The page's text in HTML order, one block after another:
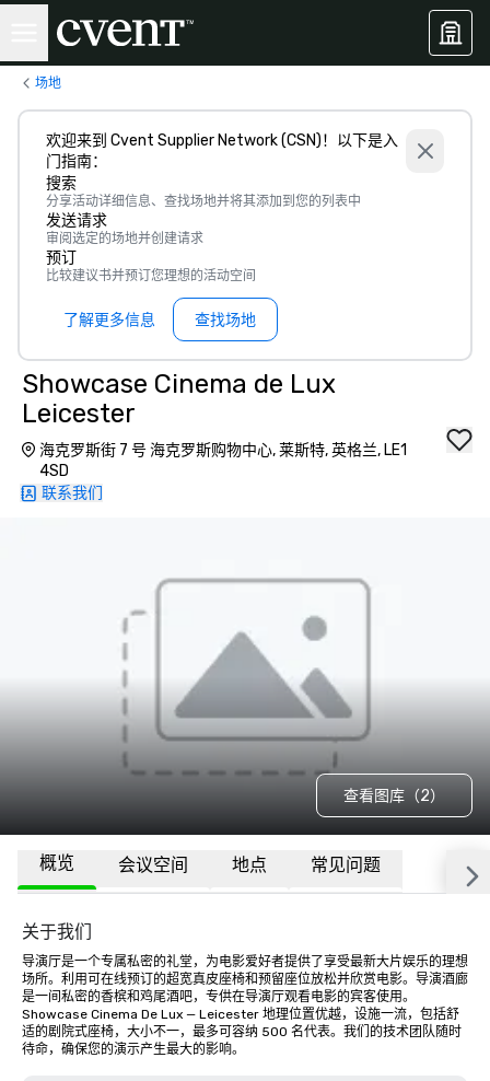
场地
欢迎来到 Cvent Supplier Network (CSN)！以下是入
门指南：
搜索
分享活动详细信息、查找场地并将其添加到您的列表中
发送请求
审阅选定的场地并创建请求
预订
比较建议书并预订您理想的活动空间
了解更多信息 查找场地
Showcase Cinema de Lux
Leicester
海克罗斯街 7 号 海克罗斯购物中心, 莱斯特, 英格兰, LE1
4SD
联系我们
查看图库（2）
概览 会议空间 地点 常见问题
关于我们
导演厅是一个专属私密的礼堂，为电影爱好者提供了享受最新大片娱乐的理想
场所。利用可在线预订的超宽真皮座椅和预留座位放松并欣赏电影。导演酒廊
是一间私密的香槟和鸡尾酒吧，专供在导演厅观看电影的宾客使用。
Showcase Cinema De Lux — Leicester 地理位置优越，设施一流，包括舒
适的剧院式座椅，大小不一，最多可容纳 500 名代表。我们的技术团队随时
待命，确保您的演示产生最大的影响。